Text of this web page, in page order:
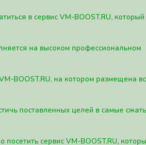
в сервис VM-BOOST.RU, который
на высоком профессиональном
BOOST.RU, на котором размещена
поставленных целей в самые
сервис VM-BOOST.RU,